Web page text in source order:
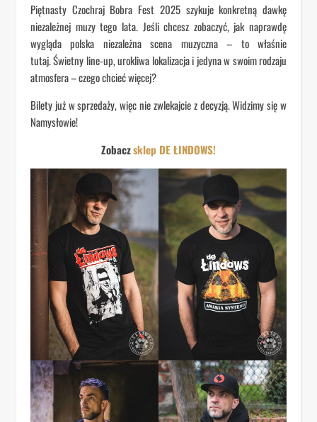
Piętnasty Czochraj Bobra Fest 2025 szykuje konkretną dawkę
niezależnej muzy tego lata. Jeśli chcesz zobaczyć, jak naprawdę
wygląda polska niezależna scena muzyczna – to właśnie
tutaj. Świetny line-up, urokliwa lokalizacja i jedyna w swoim rodzaju
atmosfera – czego chcieć więcej?
Bilety już w sprzedaży, więc nie zwlekajcie z decyzją. Widzimy się w
Namysłowie!
Zobaczsklep DE ŁINDOWS!